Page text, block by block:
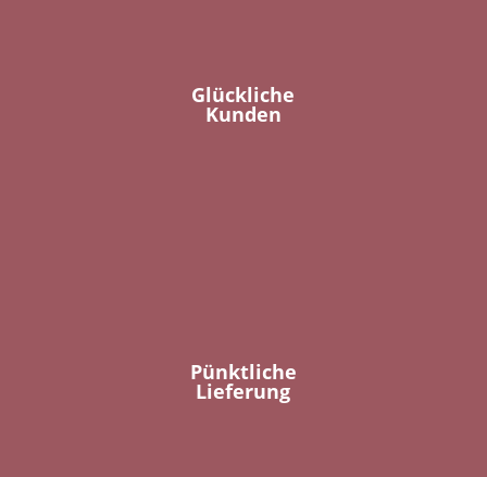
Glückliche
Kunden
Pünktliche
Lieferung